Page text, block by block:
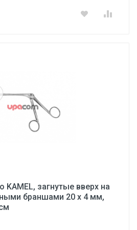
загнутые вверх на
браншами 20 x 4 мм,